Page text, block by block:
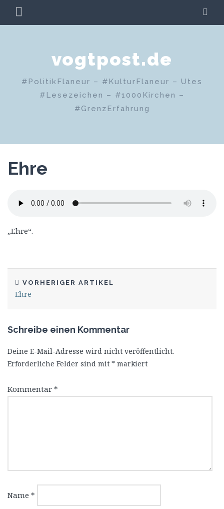
Zum
Inhalt MENÜ
vogtpost.de
#PolitikFlaneur – #KulturFlaneur – Utes
#Lesezeichen – #1000Kirchen –
#GrenzErfahrung
Ehre
„Ehre“.
VORHERIGER ARTIKEL
Ehre
Schreibe einen Kommentar
Deine E-Mail-Adresse wird nicht veröffentlicht.
Erforderliche Felder sind mit * markiert
Kommentar *
Name *